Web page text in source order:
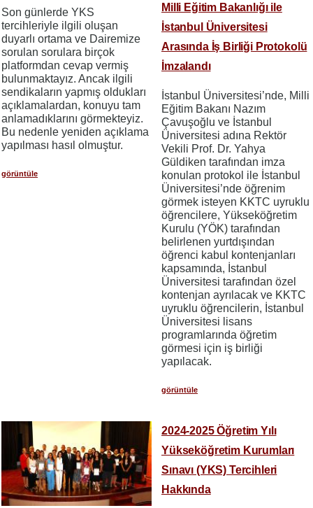
Son günlerde YKS
tercihleriyle ilgili oluşan
duyarlı ortama ve Dairemize
sorulan sorulara birçok
platformdan cevap vermiş
bulunmaktayız. Ancak ilgili
sendikaların yapmış oldukları
açıklamalardan, konuyu tam
anlamadıklarını görmekteyiz.
Bu nedenle yeniden açıklama
yapılması hasıl olmuştur.
görüntüle
Milli Eğitim Bakanlığı ile
İstanbul Üniversitesi
Arasında İş Birliği Protokolü
İmzalandı
İstanbul Üniversitesi’nde, Milli
Eğitim Bakanı Nazım
Çavuşoğlu ve İstanbul
Üniversitesi adına Rektör
Vekili Prof. Dr. Yahya
Güldiken tarafından imza
konulan protokol ile İstanbul
Üniversitesi’nde öğrenim
görmek isteyen KKTC uyruklu
öğrencilere, Yükseköğretim
Kurulu (YÖK) tarafından
belirlenen yurtdışından
öğrenci kabul kontenjanları
kapsamında, İstanbul
Üniversitesi tarafından özel
kontenjan ayrılacak ve KKTC
uyruklu öğrencilerin, İstanbul
Üniversitesi lisans
programlarında öğretim
görmesi için iş birliği
yapılacak.
görüntüle
2024-2025 Öğretim Yılı
Yükseköğretim Kurumları
Sınavı (YKS) Tercihleri
Hakkında